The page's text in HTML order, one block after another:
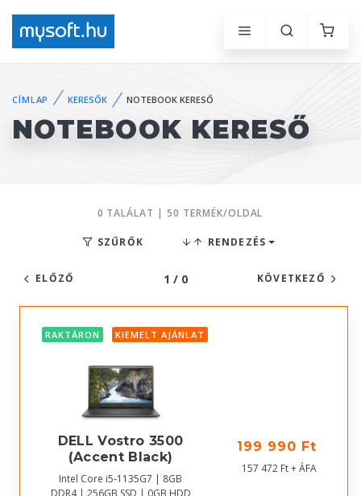
CÍMLAP KERESŐK NOTEBOOK KERESŐ
NOTEBOOK KERESŐ
0 TALÁLAT | 50 TERMÉK/OLDAL
SZŰRŐK RENDEZÉS
ELŐZŐ 1 / 0 KÖVETKEZŐ
RAKTÁRON KIEMELT AJÁNLAT
DELL Vostro 3500
(Accent Black)
Intel Core i5-1135G7 | 8GB
199 990 Ft
157 472 Ft + ÁFA